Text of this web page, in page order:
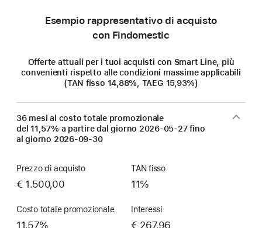
Esempio rappresentativo di acquisto
con Findomestic
Offerte attuali per i tuoi acquisti con Smart Line, più
convenienti rispetto alle condizioni massime applicabili
(TAN fisso 14,88%, TAEG 15,93%)
36 mesi al costo totale promozionale
del 11,57% a partire dal giorno 2026-05-27fino
al giorno 2026-09-30
Prezzo di acquisto
€ 1.500,00
TAN fisso
11%
Costo totale promozionale
11,57%
Interessi
€ 267,96